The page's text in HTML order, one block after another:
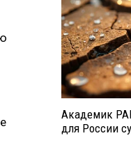
Академик
для России